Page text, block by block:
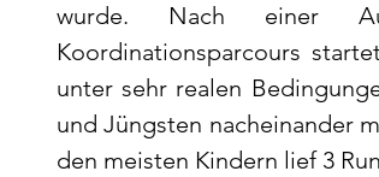
wurde. Nach einer
Koordinationsparcours
unter sehr realen
und Jüngsten nacheinander
den meisten Kindern lief 3